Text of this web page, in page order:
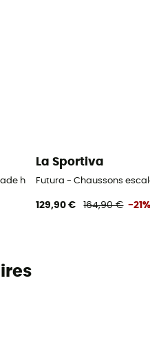
homme
La Sportiva
Futura - Chaussons
129,90 € 164,90 € -21%